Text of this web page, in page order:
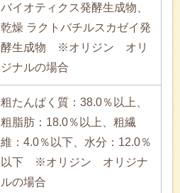
バイオティクス発酵生成物、
乾燥 ラクトバチルスカゼイ発
酵生成物 ※オリジン オリ
ジナルの場合
粗たんぱく質：38.0％以上、
粗脂肪：18.0％以上、粗繊
維：4.0％以下、水分：12.0％
以下 ※オリジン オリジナ
ルの場合